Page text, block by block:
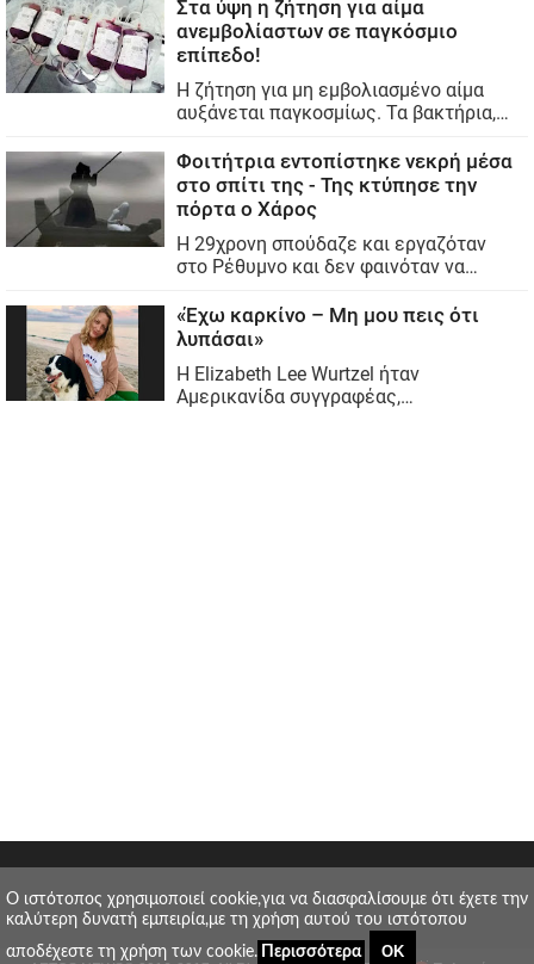
O ιστότοπος χρησιμοποιεί cookie,για να διασφαλίσουμε ότι έχετε την
καλύτερη δυνατή εμπειρία,με τη χρήση αυτού του ιστότοπου
αποδέχεστε τη χρήση των cookie.
Περισσότερα ΟΚ